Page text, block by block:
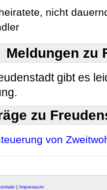
nicht
Meldungen zu
gibt es
zu
von
| Impressum